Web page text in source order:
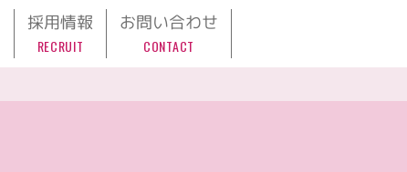
採用情報
RECRUIT
お問い合わせ
CONTACT